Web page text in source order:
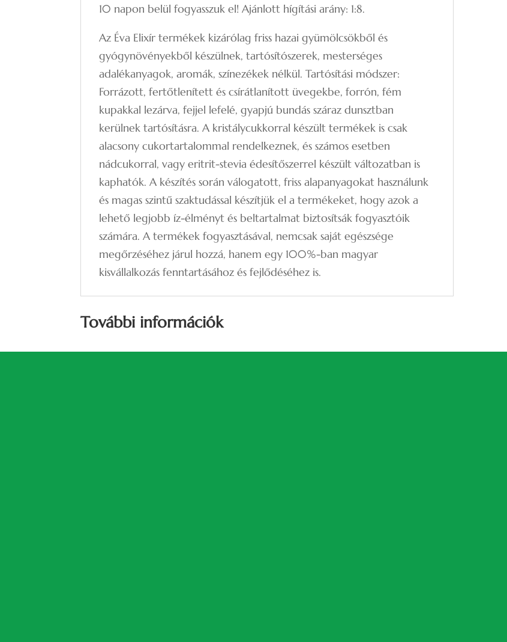
10 napon belül fogyasszuk el! Ajánlott hígítási arány: 1:8.
Az Éva Elixír termékek kizárólag friss hazai gyümölcsökből és
gyógynövényekből készülnek, tartósítószerek, mesterséges
adalékanyagok, aromák, színezékek nélkül. Tartósítási módszer:
Forrázott, fertőtlenített és csírátlanított üvegekbe, forrón, fém
kupakkal lezárva, fejjel lefelé, gyapjú bundás száraz dunsztban
kerülnek tartósításra. A kristálycukkorral készült termékek is csak
alacsony cukortartalommal rendelkeznek, és számos esetben
nádcukorral, vagy eritrit-stevia édesítőszerrel készült változatban is
kaphatók. A készítés során válogatott, friss alapanyagokat használunk
és magas szintű szaktudással készítjük el a termékeket, hogy azok a
lehető legjobb íz-élményt és beltartalmat biztosítsák fogyasztóik
számára. A termékek fogyasztásával, nemcsak saját egészsége
megőrzéséhez járul hozzá, hanem egy 100%-ban magyar
kisvállalkozás fenntartásához és fejlődéséhez is.
További információk